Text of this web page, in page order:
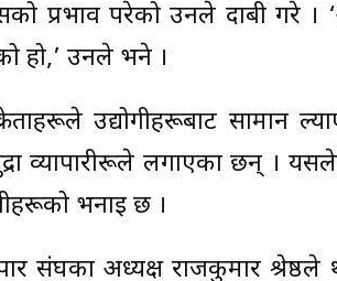
प्रभाव परेको उनले दाबी गरे ।
हो,’ उनले भने ।
उद्योगीहरूबाट सामान
व्यापारीरूले लगाएका छन् । यसले
भनाइ छ ।
संघका अध्यक्ष राजकुमार श्रेष्ठले